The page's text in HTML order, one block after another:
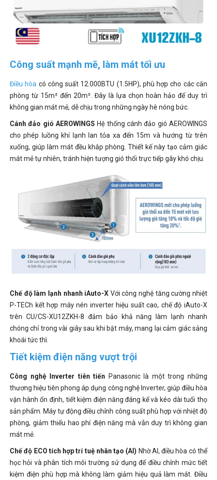
Công suất mạnh mẽ, làm mát tối ưu
Điều hòa có công suất 12.000BTU (1.5HP), phù hợp cho các căn
phòng từ 15m² đến 20m². Đây là lựa chọn hoàn hảo để duy trì
không gian mát mẻ, dễ chịu trong những ngày hè nóng bức.
Cánh đảo gió AEROWINGS Hệ thống cánh đảo gió AEROWINGS
cho phép luồng khí lạnh lan tỏa xa đến 15m và hướng từ trên
xuống, giúp làm mát đều khắp phòng. Thiết kế này tạo cảm giác
mát mẻ tự nhiên, tránh hiện tượng gió thổi trực tiếp gây khó chịu.
Chế độ làm lạnh nhanh iAuto-X Với công nghệ tăng cường nhiệt
P-TECh kết hợp máy nén inverter hiệu suất cao, chế độ iAuto-X
trên CU/CS-XU12ZKH-8 đảm bảo khả năng làm lạnh nhanh
chóng chỉ trong vài giây sau khi bật máy, mang lại cảm giác sảng
khoái tức thì.
Tiết kiệm điện năng vượt trội
Công nghệ Inverter tiên tiến Panasonic là một trong những
thương hiệu tiên phong áp dụng công nghệ Inverter, giúp điều hòa
vận hành ổn định, tiết kiệm điện năng đáng kể và kéo dài tuổi thọ
sản phẩm. Máy tự động điều chỉnh công suất phù hợp với nhiệt độ
phòng, giảm thiểu hao phí điện năng mà vẫn duy trì không gian
mát mẻ.
Chế độ ECO tích hợp trí tuệ nhân tạo (AI) Nhờ AI, điều hòa có thể
học hỏi và phân tích môi trường sử dụng để điều chỉnh mức tiết
kiệm điện phù hợp mà không làm giảm hiệu quả làm mát. Điều